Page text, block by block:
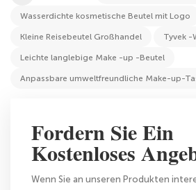
Wasserdichte kosmetische Beutel mit Logo
Kleine Reisebeutel Großhandel Tyvek -
Leichte langlebige Make -up -Beutel
Anpassbare umweltfreundliche Make-up-
Fordern Sie Ein
Kostenloses
Wenn Sie an unseren Produkten